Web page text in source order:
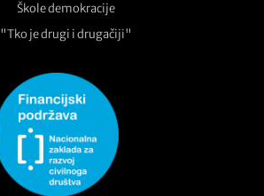
Škole demokracije
"Tko je drugi i drugačiji"